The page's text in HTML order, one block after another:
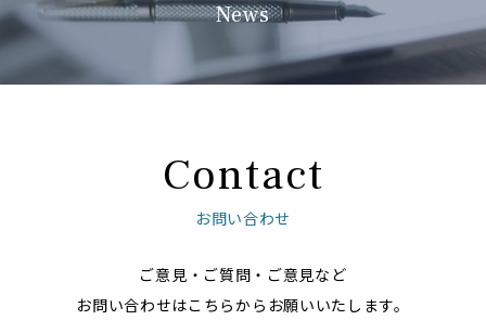
News
Contact
お問い合わせ
ご意見・ご質問・ご意見など
お問い合わせはこちらからお願いいたします。